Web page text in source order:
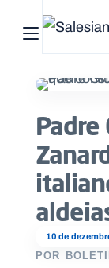
Abrir menu
10 de
Padre
POR
O
que